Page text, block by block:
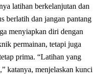
latihan berkelanjutan dan
berlatih dan jangan pantang
menyiapkan diri dengan
permainan, tetapi juga
prima. “Latihan yang
katanya, menjelaskan kunci